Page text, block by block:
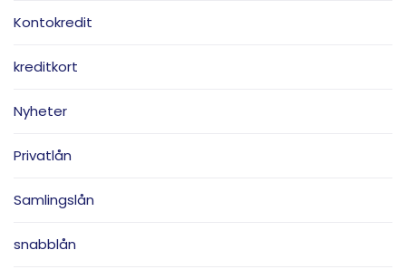
Kontokredit
kreditkort
Nyheter
Privatlån
Samlingslån
snabblån